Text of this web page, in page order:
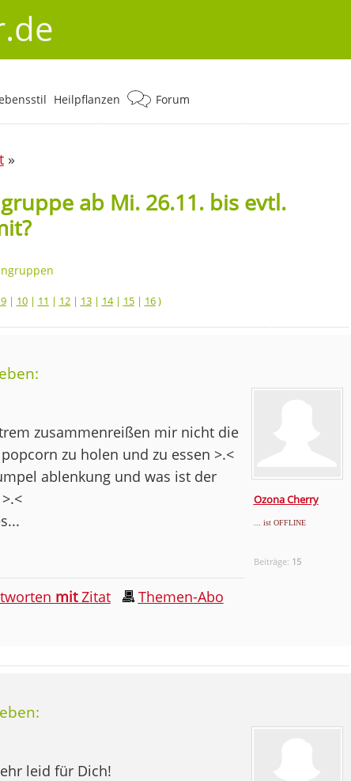
Heilpflanzen Forum
»
ab Mi. 26.11. bis evtl.
9| 10| 11 | 12| 13| 14| 15| 16)
Ozona Cherry
... ist OFFLINE
Beiträge: 15
zusammenreißen mir nicht die
zu holen und zu essen >.<
ablenkung und was ist der
mitZitat
Themen-Abo
leid für Dich!